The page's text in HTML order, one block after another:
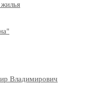
Владимирович